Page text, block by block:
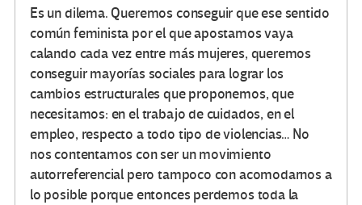
Es un dilema. Queremos conseguir que ese sentido
común feminista por el que apostamos vaya
calando cada vez entre más mujeres, queremos
conseguir mayorías sociales para lograr los
cambios estructurales que proponemos, que
necesitamos: en el trabajo de cuidados, en el
empleo, respecto a todo tipo de violencias… No
nos contentamos con ser un movimiento
autorreferencial pero tampoco con acomodarnos a
lo posible porque entonces perdemos toda la